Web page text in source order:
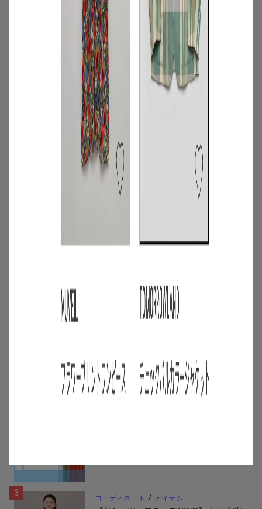
3 コーディネート / アイテム